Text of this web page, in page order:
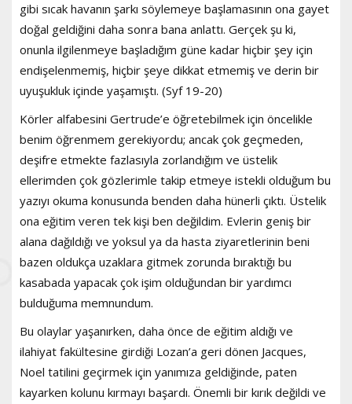
gibi sıcak havanın şarkı söylemeye başlamasının ona gayet
doğal geldiğini daha sonra bana anlattı. Gerçek şu ki,
onunla ilgilenmeye başladığım güne kadar hiçbir şey için
endişelenmemiş, hiçbir şeye dikkat etmemiş ve derin bir
uyuşukluk içinde yaşamıştı. (Syf 19-20)
Körler alfabesini Gertrude’e öğretebilmek için öncelikle
benim öğrenmem gerekiyordu; ancak çok geçmeden,
deşifre etmekte fazlasıyla zorlandığım ve üstelik
ellerimden çok gözlerimle takip etmeye istekli olduğum bu
yazıyı okuma konusunda benden daha hünerli çıktı. Üstelik
ona eğitim veren tek kişi ben değildim. Evlerin geniş bir
alana dağıldığı ve yoksul ya da hasta ziyaretlerinin beni
bazen oldukça uzaklara gitmek zorunda bıraktığı bu
kasabada yapacak çok işim olduğundan bir yardımcı
bulduğuma memnundum.
Bu olaylar yaşanırken, daha önce de eğitim aldığı ve
ilahiyat fakültesine girdiği Lozan’a geri dönen Jacques,
Noel tatilini geçirmek için yanımıza geldiğinde, paten
kayarken kolunu kırmayı başardı. Önemli bir kırık değildi ve